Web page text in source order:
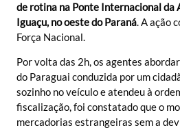
de rotina na Ponte Internacional da
Iguaçu, no oeste do Paraná. A ação
Força Nacional.
Por volta das 2h, os agentes
do Paraguai conduzida por um
sozinho no veículo e atendeu à
fiscalização, foi constatado que o
mercadorias estrangeiras sem a